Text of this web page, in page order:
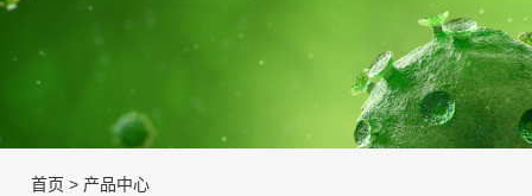
首页 > 产品中心